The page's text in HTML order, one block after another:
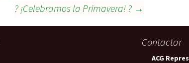
? ¡Celebramos la Primavera! ? →
Contactar
ACG